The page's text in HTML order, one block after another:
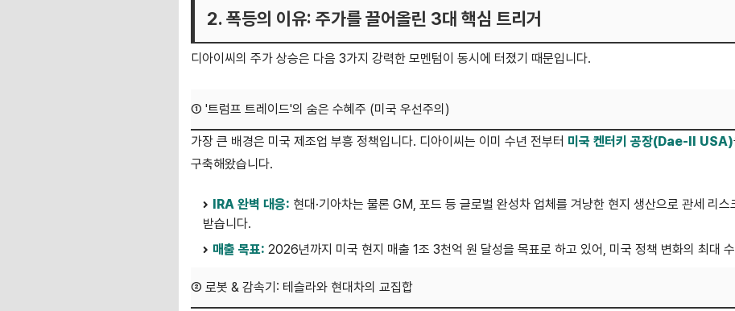
2. 폭등의 이유: 주가를 끌어올린 3대 핵심 트리거
디아이씨의 주가 상승은 다음 3가지 강력한 모멘텀이 동시에 터졌기 때문입니다.
① '트럼프 트레이드'의 숨은 수혜주 (미국 우선주의)
가장 큰 배경은 미국 제조업 부흥 정책입니다. 디아이씨는 이미 수년 전부터 미국 켄터키 공장(Dae-Il USA)
구축해왔습니다.
IRA 완벽 대응: 현대·기아차는 물론 GM, 포드 등 글로벌 완성차 업체를 겨냥한 현지 생산으로 관세 리
받습니다.
매출 목표: 2026년까지 미국 현지 매출 1조 3천억 원 달성을 목표로 하고 있어, 미국 정책 변화의 최대
② 로봇 & 감속기: 테슬라와 현대차의 교집합